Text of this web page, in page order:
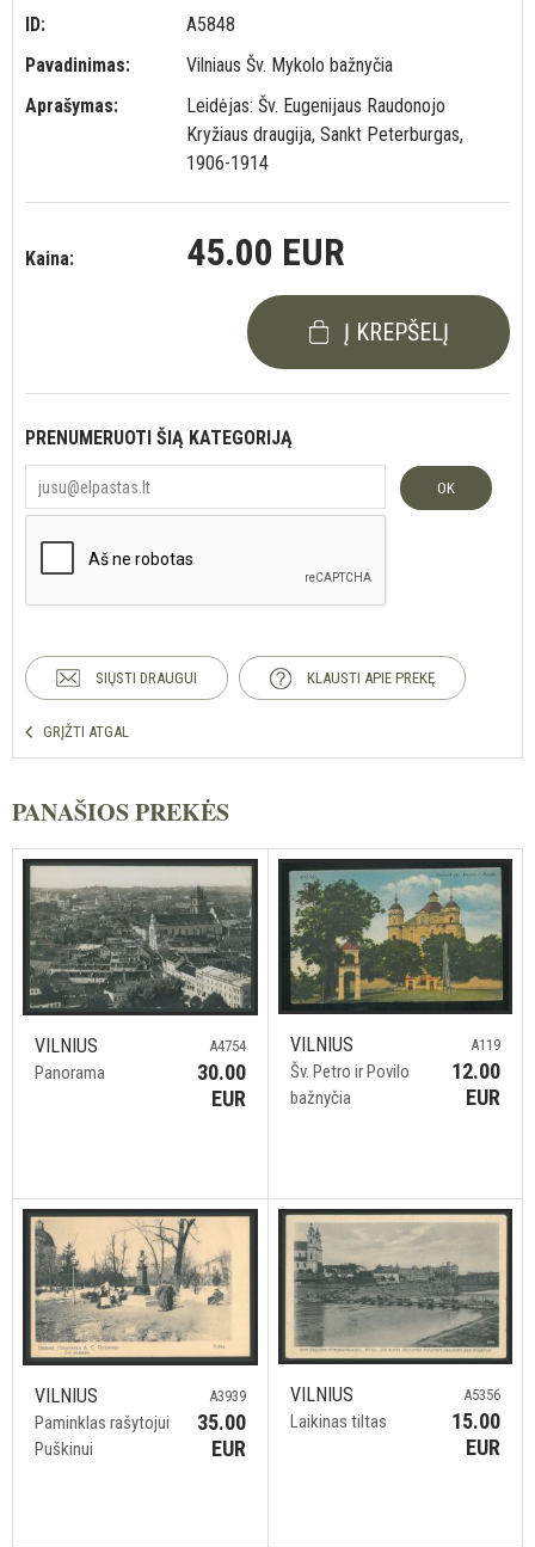
ID:
A5848
Pavadinimas:
Vilniaus Šv. Mykolo bažnyčia
Aprašymas:
Leidėjas: Šv. Eugenijaus Raudonojo
Kryžiaus draugija, Sankt Peterburgas,
1906-1914
Kaina: 45.00 EUR
Į KREPŠELĮ
PRENUMERUOTI ŠIĄ KATEGORIJĄ
OK
SIŲSTI DRAUGUI KLAUSTI APIE PREKĘ
GRĮŽTI ATGAL
PANAŠIOS PREKĖS
VILNIUS
Panorama
A4754
30.00
EUR
VILNIUS
Šv. Petro ir Povilo
bažnyčia
A119
12.00
EUR
VILNIUS
Paminklas rašytojui
Puškinui
A3939
35.00
EUR
VILNIUS
Laikinas tiltas
A5356
15.00
EUR